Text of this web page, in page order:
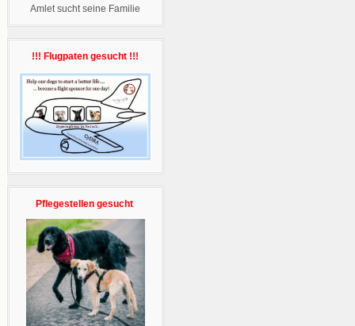
Amlet sucht seine Familie
!!! Flugpaten gesucht !!!
Pflegestellen gesucht